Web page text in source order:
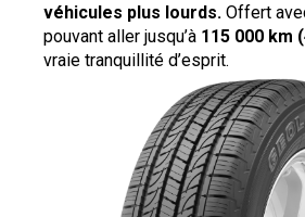
véhicules plus lourds. Offert
pouvant aller jusqu’à 115 000 km
vraie tranquillité d’esprit.